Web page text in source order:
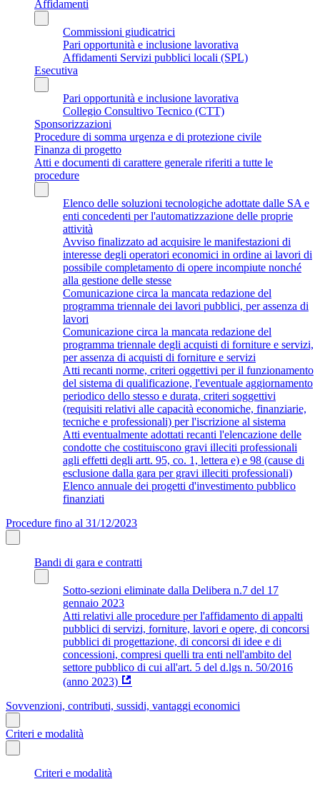
Affidamenti
Commissioni giudicatrici
Pari opportunità e inclusione lavorativa
Affidamenti Servizi pubblici locali (SPL)
Esecutiva
Pari opportunità e inclusione lavorativa
Collegio Consultivo Tecnico (CTT)
Sponsorizzazioni
Procedure di somma urgenza e di protezione civile
Finanza di progetto
Atti e documenti di carattere generale riferiti a tutte le
procedure
Elenco delle soluzioni tecnologiche adottate dalle SA e
enti concedenti per l'automatizzazione delle proprie
attività
Avviso finalizzato ad acquisire le manifestazioni di
interesse degli operatori economici in ordine ai lavori di
possibile completamento di opere incompiute nonché
alla gestione delle stesse
Comunicazione circa la mancata redazione del
programma triennale dei lavori pubblici, per assenza di
lavori
Comunicazione circa la mancata redazione del
programma triennale degli acquisti di forniture e servizi,
per assenza di acquisti di forniture e servizi
Atti recanti norme, criteri oggettivi per il funzionamento
del sistema di qualificazione, l'eventuale aggiornamento
periodico dello stesso e durata, criteri soggettivi
(requisiti relativi alle capacità economiche, finanziarie,
tecniche e professionali) per l'iscrizione al sistema
Atti eventualmente adottati recanti l'elencazione delle
condotte che costituiscono gravi illeciti professionali
agli effetti degli artt. 95, co. 1, lettera e) e 98 (cause di
esclusione dalla gara per gravi illeciti professionali)
Elenco annuale dei progetti d'investimento pubblico
finanziati
Procedure fino al 31/12/2023
Bandi di gara e contratti
Sotto-sezioni eliminate dalla Delibera n.7 del 17
gennaio 2023
Atti relativi alle procedure per l'affidamento di appalti
pubblici di servizi, forniture, lavori e opere, di concorsi
pubblici di progettazione, di concorsi di idee e di
concessioni, compresi quelli tra enti nell'ambito del
settore pubblico di cui all'art. 5 del d.lgs n. 50/2016
(anno 2023)
Sovvenzioni, contributi, sussidi, vantaggi economici
Criteri e modalità
Criteri e modalità